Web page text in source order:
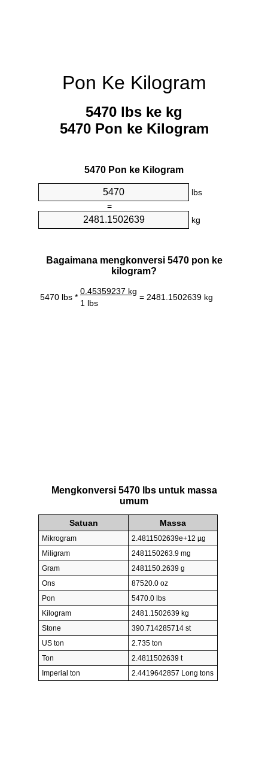
Pon Ke Kilogram
5470 lbs ke kg
5470 Pon ke Kilogram
5470 Pon ke Kilogram
lbs
=
kg
Bagaimana mengkonversi 5470 pon ke
kilogram?
5470 lbs *
0.45359237 kg
= 2481.1502639 kg
1 lbs
Mengkonversi 5470 lbs untuk massa
umum
Satuan Massa
Mikrogram
2.4811502639e+12 µg
Miligram
2481150263.9 mg
Gram
2481150.2639 g
Ons
87520.0 oz
Pon
5470.0 lbs
Kilogram
2481.1502639 kg
Stone
390.714285714 st
US ton
2.735 ton
Ton
2.4811502639 t
Imperial ton
2.4419642857 Long tons